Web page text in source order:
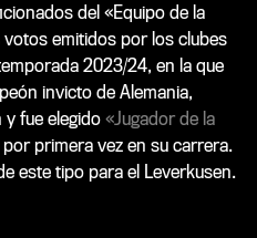
del «Equipo de la
emitidos por los clubes
2023/24, en la que
invicto de Alemania,
fue elegido «Jugador de la
por primera vez en su carrera.
este tipo para el Leverkusen.